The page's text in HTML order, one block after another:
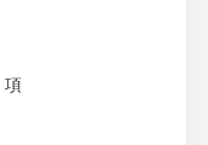
項